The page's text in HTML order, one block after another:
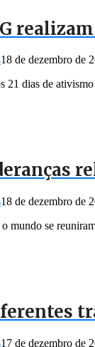
18 de dezembro de
21 dias de
18 de dezembro de
mundo se
17 de dezembro de